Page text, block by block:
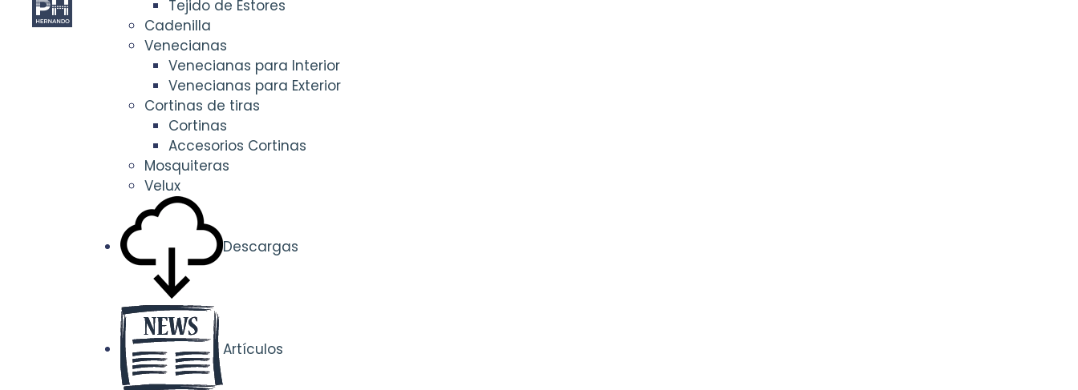
Tejido de Estores
Cadenilla
Venecianas
Venecianas para Interior
Venecianas para Exterior
Cortinas de tiras
Cortinas
Accesorios Cortinas
Mosquiteras
Velux
Descargas
Artículos